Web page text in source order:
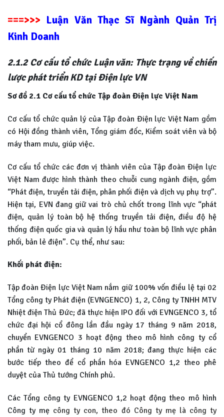
===>>> Luận Văn Thạc Sĩ Ngành Quản Trị
Kinh Doanh
2.1.2 Cơ cấu tổ chức Luận văn: Thực trạng về chiến
lược phát triển KD tại Điện lực VN
Sơ đồ 2.1 Cơ cấu tổ chức Tập đoàn Điện lực Việt Nam
Cơ cấu tổ chức quản lý của Tập đoàn Điện lực Việt Nam gồm
có Hội đồng thành viên, Tổng giám đốc, Kiểm soát viên và bộ
máy tham mưu, giúp việc.
Cơ cấu tổ chức các đơn vị thành viên của Tập đoàn Điện lực
Việt Nam được hình thành theo chuỗi cung ngành điện, gồm
“Phát điện, truyền tải điện, phân phối điện và dịch vụ phụ trợ”.
Hiện tại, EVN đang giữ vai trò chủ chốt trong lĩnh vực “phát
điện, quản lý toàn bộ hệ thống truyền tải điện, điều độ hệ
thống điện quốc gia và quản lý hầu như toàn bộ lĩnh vực phân
phối, bản lẻ điện”. Cụ thể, như sau:
Khối phát điện:
Tập đoàn Điện lực Việt Nam nắm giữ 100% vốn điều lệ tại 02
Tổng công ty Phát điện (EVNGENCO) 1, 2, Công ty TNHH MTV
Nhiệt điện Thủ Đức; đã thực hiện IPO đối với EVNGENCO 3,tổ
chức đại hội cổ đông lần đầu ngày 17 tháng 9 năm 2018,
chuyển EVNGENCO 3 hoạt động theo mô hình công ty cổ
phần từ ngày 01 tháng 10 năm 2018; đang thực hiện các
bước tiếp theo để cổ phần hóa EVNGENCO 1,2 theo phê
duyệt của Thủ tướng Chính phủ.
Các Tổng công ty EVNGENCO 1,2 hoạt động theo mô hình
Công ty mẹ công ty con, theo đó Công ty mẹ là công ty